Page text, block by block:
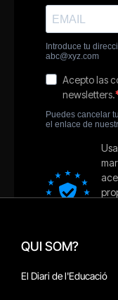
QUI SOM?
El Diari de l'Educació